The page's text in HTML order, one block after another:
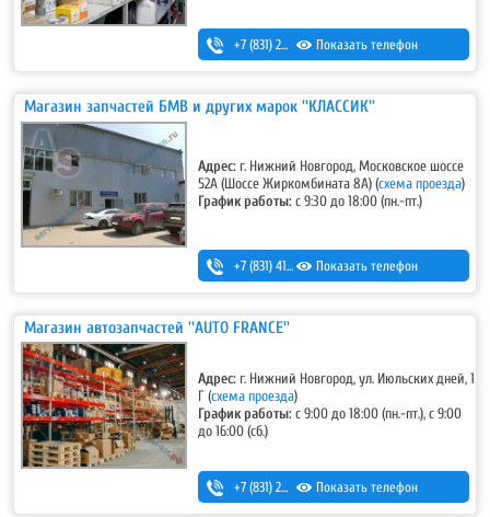
+7 (831) 280-69-88 Показать телефон
Магазин запчастей БМВ и других марок ''КЛАССИК''
Адрес: г. Нижний Новгород, Московское шоссе
52А (Шоссе Жиркомбината 8А) (схема проезда)
График работы:c 9:30 до 18:00 (пн.-пт.)
+7 (831) 415-70-86 Показать телефон
Магазин автозапчастей ''AUTO FRANCE''
Адрес: г. Нижний Новгород, ул. Июльских дней, 1
Г (схема проезда)
График работы:с 9:00 до 18:00 (пн.-пт.), с 9:00
до 16:00 (сб.)
+7 (831) 291-19-79 Показать телефон